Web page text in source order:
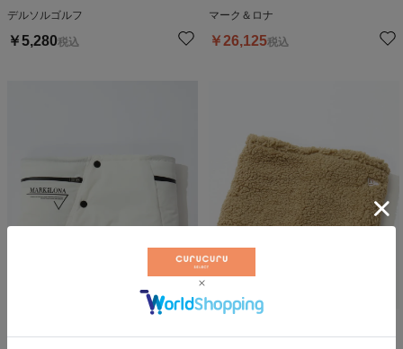
デルソルゴルフ
￥5,280税込
マーク＆ロナ
￥26,125税込
クウォーマー
10%OFF
ウォーマー(ダークベージュ)